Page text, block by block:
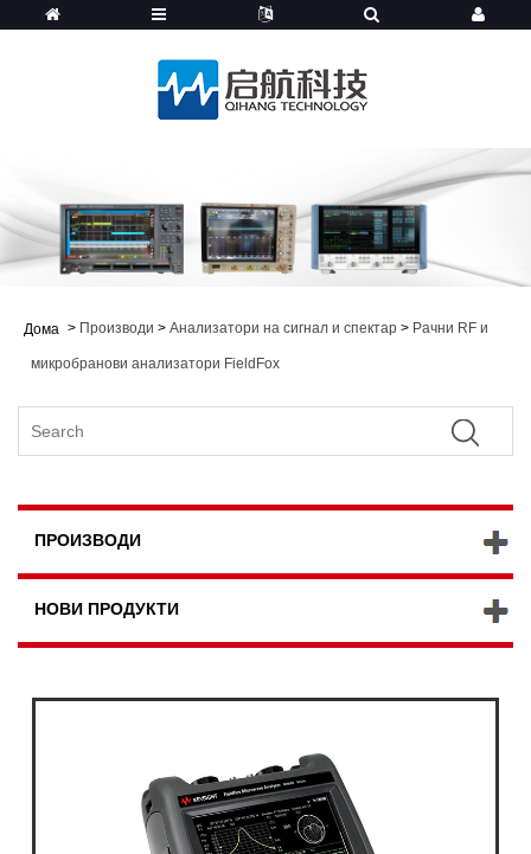
Дома > Производи > Анализатори на сигнал и спектар > Рачни RF и
микробранови анализатори FieldFox
ПРОИЗВОДИ
НОВИ ПРОДУКТИ